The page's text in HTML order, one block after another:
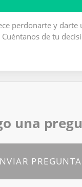
perdonarte y darte
de tu
una
PREGUNTA